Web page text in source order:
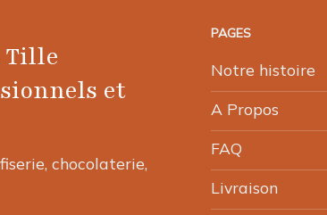
peuvent
Tille
et
chocolaterie,
PAGES
Notre histoire
A Propos
FAQ
Livraison